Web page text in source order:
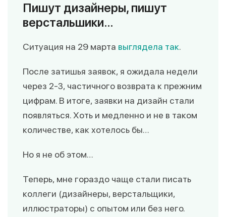
Пишут дизайнеры, пишут
верстальшики…
Ситуация на 29 марта выглядела так.
После затишья заявок, я ожидала недели
через 2-3, частичного возврата к прежним
цифрам. В итоге, заявки на дизайн стали
появляться. Хоть и медленно и не в таком
количестве, как хотелось бы…
Но я не об этом…
Теперь, мне гораздо чаще стали писать
коллеги (дизайнеры, верстальщики,
иллюстраторы) с опытом или без него.